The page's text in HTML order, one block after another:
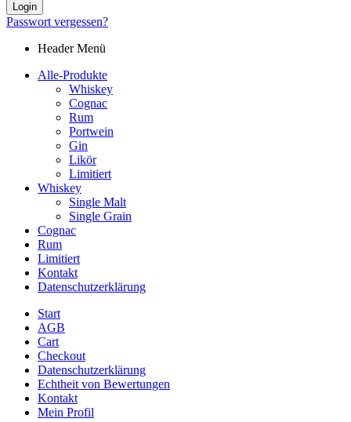
Login
Passwort vergessen?
Header Menü
Alle-Produkte
Whiskey
Cognac
Rum
Portwein
Gin
Likör
Limitiert
Whiskey
Single Malt
Single Grain
Cognac
Rum
Limitiert
Kontakt
Datenschutzerklärung
Start
AGB
Cart
Checkout
Datenschutzerklärung
Echtheit von Bewertungen
Kontakt
Mein Profil